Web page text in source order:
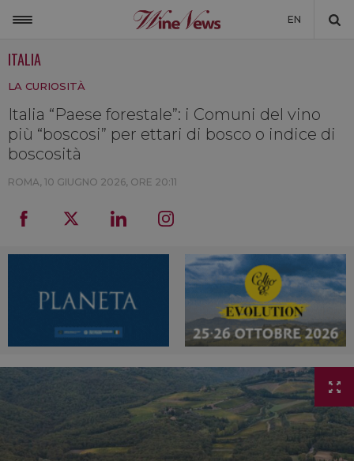
EN
NON SOLO VINO
LA CANTINA DI WINENEWS
DICONO DI NOI
ITALIA
LA CURIOSITÀ
Italia “Paese forestale”: i Comuni del vino
più “boscosi” per ettari di bosco o indice di
boscosità
ROMA, 10 GIUGNO 2026, ORE 20:11